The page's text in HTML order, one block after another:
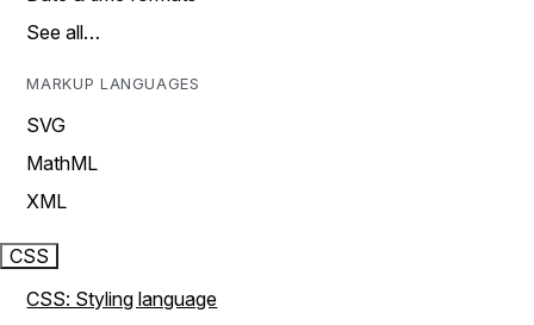
See all…
MARKUP LANGUAGES
SVG
MathML
XML
CSS
CSS: Styling language